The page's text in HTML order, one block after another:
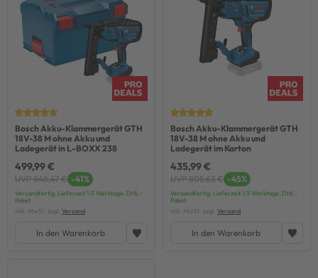
Bosch Akku-Klammergerät GTH
18V-38 M ohne Akku und
Ladegerät in L-BOXX 238
499,99 €
UVP 848,47 € -41%
Versandfertig, Lieferzeit 1-3 Werktage, DHL-
Paket
inkl. MwSt. zzgl. Versand
In den Warenkorb
Bosch Akku-Klammergerät GTH
18V-38 M ohne Akku und
Ladegerät im Karton
435,99 €
UVP 805,63 € -45%
Versandfertig, Lieferzeit 1-3 Werktage, DHL-
Paket
inkl. MwSt. zzgl. Versand
In den Warenkorb